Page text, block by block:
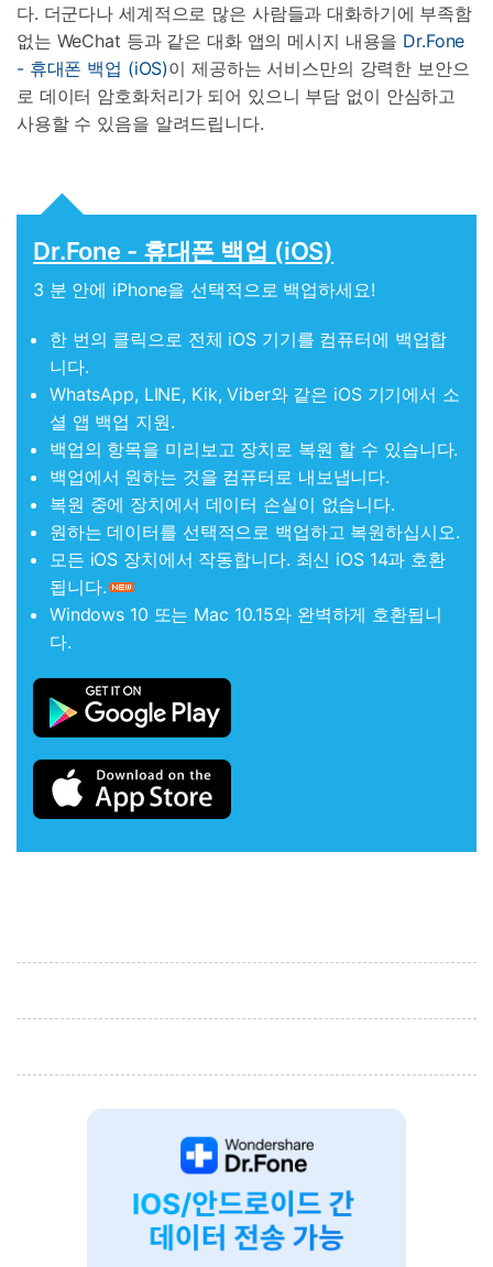
다. 더군다나 세계적으로 많은 사람들과 대화하기에 부족함
없는 WeChat 등과 같은 대화 앱의 메시지 내용을 Dr.Fone
- 휴대폰 백업 (iOS)이 제공하는 서비스만의 강력한 보안으
로 데이터 암호화처리가 되어 있으니 부담 없이 안심하고
사용할 수 있음을 알려드립니다.
Dr.Fone - 휴대폰 백업 (iOS)
3 분 안에 iPhone을 선택적으로 백업하세요!
한 번의 클릭으로 전체 iOS 기기를 컴퓨터에 백업합
니다.
WhatsApp, LINE, Kik, Viber와 같은 iOS 기기에서 소
셜 앱 백업 지원.
백업의 항목을 미리보고 장치로 복원 할 수 있습니다.
백업에서 원하는 것을 컴퓨터로 내보냅니다.
복원 중에 장치에서 데이터 손실이 없습니다.
원하는 데이터를 선택적으로 백업하고 복원하십시오.
모든 iOS 장치에서 작동합니다. 최신 iOS 14과 호환
됩니다.
Windows 10 또는 Mac 10.15와 완벽하게 호환됩니
다.